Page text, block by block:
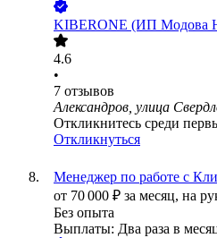
KIBERONE (ИП Модова
4.6
•
7 отзывов
Александров, улица
Откликнитесь среди
Откликнуться
Менеджер по работе с
от 70 000 ₽ за месяц, на
Без опыта
Выплаты: Два раза в